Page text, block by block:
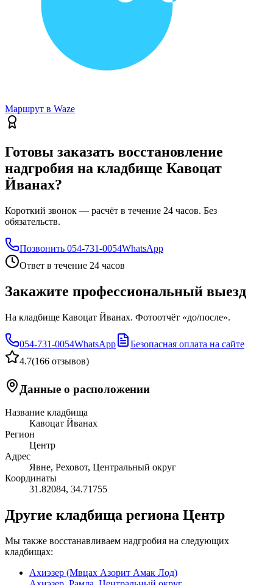
Маршрут в Waze
Готовы заказать восстановление
надгробия на кладбище Кавоцат
Йванах?
Короткий звонок — расчёт в течение 24 часов. Без
обязательств.
Позвонить 054-731-0054WhatsApp
Ответ в течение 24 часов
Закажите профессиональный выезд
На кладбище Кавоцат Йванах. Фотоотчёт «до/после».
054-731-0054WhatsApp
Безопасная оплата на сайте
4.7(166 отзывов)
Данные о расположении
Название кладбища
Кавоцат Йванах
Регион
Центр
Адрес
Явне, Реховот, Центральный округ
Координаты
31.82084, 34.71755
Другие кладбища региона Центр
Мы также восстанавливаем надгробия на следующих
кладбищах:
Ахиэзер (Мвцах Азорит Амак Лод)